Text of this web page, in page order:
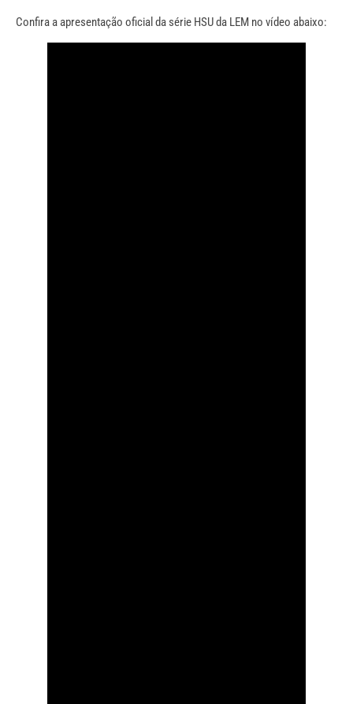
Confira a apresentação oficial da série HSU da LEM no vídeo abaixo: